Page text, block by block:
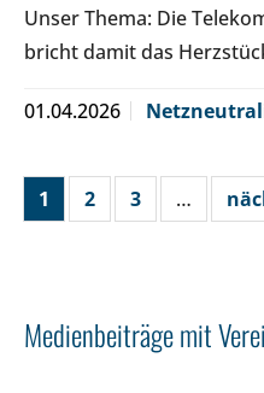
Unser Thema: Die
bricht damit das
01.04.2026
1 2 3 …
Medienbeiträge mit